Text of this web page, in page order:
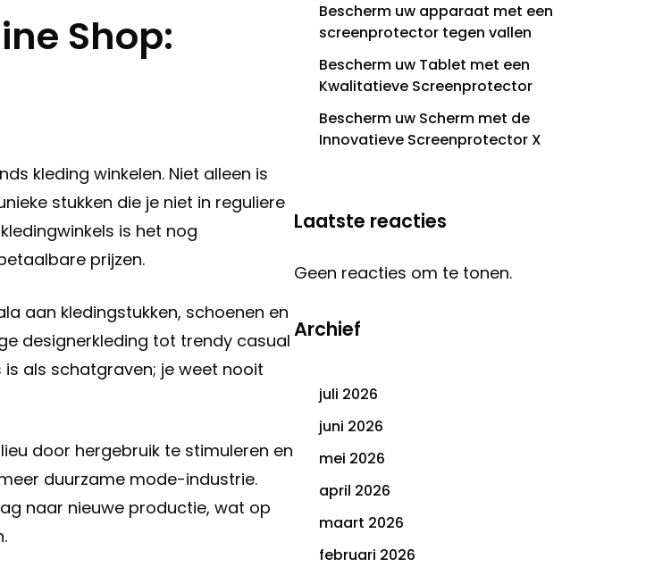
Shop:
kleding winkelen. Niet alleen is
stukken die je niet in reguliere
is het nog
prijzen.
aan kledingstukken, schoenen en
designerkleding tot trendy casual
als schatgraven; je weet nooit
door hergebruik te stimuleren en
duurzame mode-industrie.
naar nieuwe productie, wat op
Bescherm uw apparaat met een
screenprotector tegen vallen
Bescherm uw Tablet met een
Kwalitatieve Screenprotector
Bescherm uw Scherm met de
Innovatieve Screenprotector X
Laatste reacties
Geen reacties om te tonen.
Archief
juli 2026
juni 2026
mei 2026
april 2026
maart 2026
februari 2026